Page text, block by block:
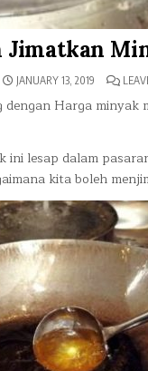
Jimatkan
JANUARY 13, 2019
Harga
ini lesap dalam
kita boleh